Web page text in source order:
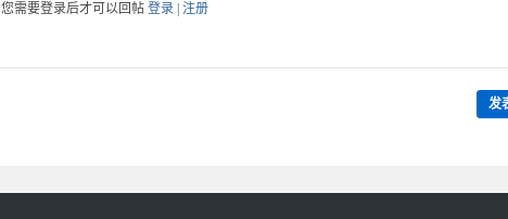
您需要登录后才可以回帖 登录 注册
发